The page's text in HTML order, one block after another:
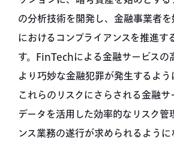
の分析技術を開発し、金融事業者
におけるコンプライアンスを推進
す。FinTechによる金融サービスの
より巧妙な金融犯罪が発生するよう
これらのリスクにさらされる金融
データを活用した効率的なリスク管
ンス業務の遂行が求められるように